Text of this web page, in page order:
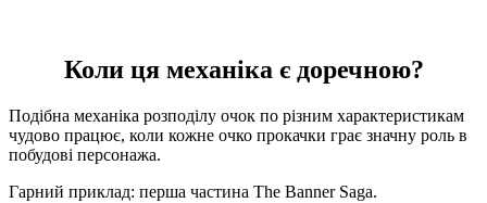
Коли ця механіка є доречною?
Подібна механіка розподілу очок по різним характеристикам
чудово працює, коли кожне очко прокачки грає значну роль в
побудові персонажа.
Гарний приклад: перша частина The Banner Saga.